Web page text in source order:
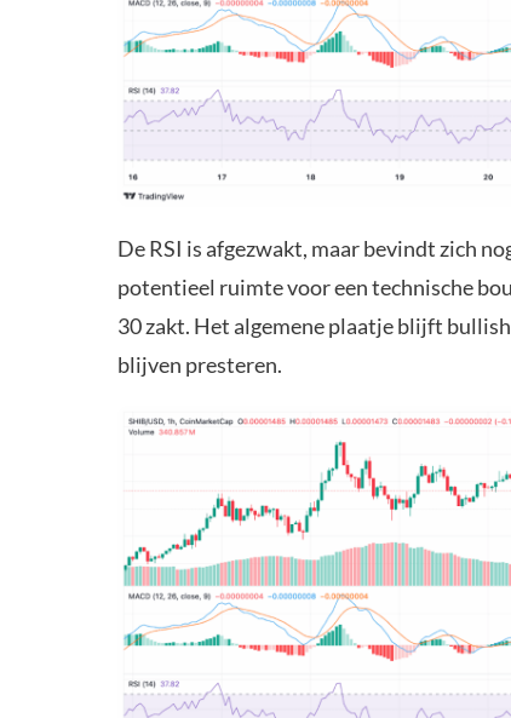
De RSI is afgezwakt, maar bevindt zich
potentieel ruimte voor een technische
30 zakt. Het algemene plaatje blijft
blijven presteren.